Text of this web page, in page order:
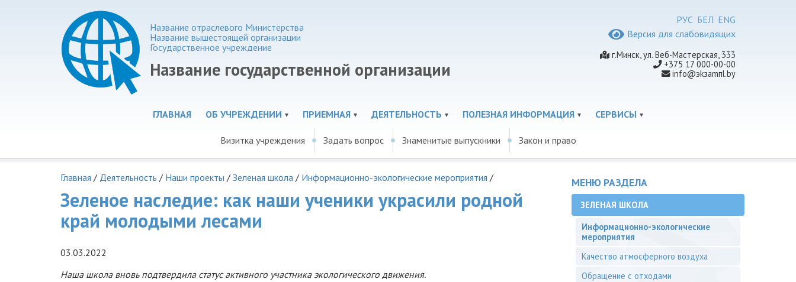
РУС БЕЛ ENG
Версия для слабовидящих
г.Минск, ул. Веб-Мастерская, 333
+375 17 000-00-00
info@эkзamпl.by
Название отраслевого Министерства
Название вышестоящей организации
Государственное учреждение
Название государственной организации
ГЛАВНАЯ ОБ УЧРЕЖДЕНИИ ПРИЕМНАЯ ДЕЯТЕЛЬНОСТЬ ПОЛЕЗНАЯ ИНФОРМАЦИЯ СЕРВИСЫ
Визитка учреждения Задать вопрос Знаменитые выпускники Закон и право
Главная / Деятельность / Наши проекты / Зеленая школа / Информационно-экологические мероприятия /
Зеленое наследие: как наши ученики украсили родной
край молодыми лесами
03.03.2022
Наша школа вновь подтвердила статус активного участника экологического движения.
МЕНЮ РАЗДЕЛА
ЗЕЛЕНАЯ ШКОЛА
Информационно-экологические
мероприятия
Качество атмосферного воздуха
Обращение с отходами